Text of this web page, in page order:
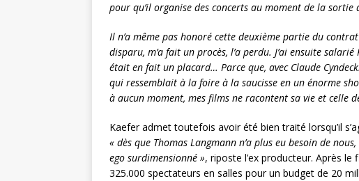
pour qu’il organise des concerts au moment de la sortie
Il n’a même pas honoré cette deuxième partie du
disparu, m’a fait un procès, l’a perdu. J’ai ensuite
était en fait un placard… Parce que, avec Claude
qui ressemblait à la foire à la saucisse en un énorme
à aucun moment, mes films ne racontent sa vie et celle
Kaefer admet toutefois avoir été bien traité lorsqu’il
« dès que Thomas Langmann n’a plus eu besoin de
ego surdimensionné », riposte l’ex producteur. Après le
325.000 spectateurs en salles pour un budget de 20